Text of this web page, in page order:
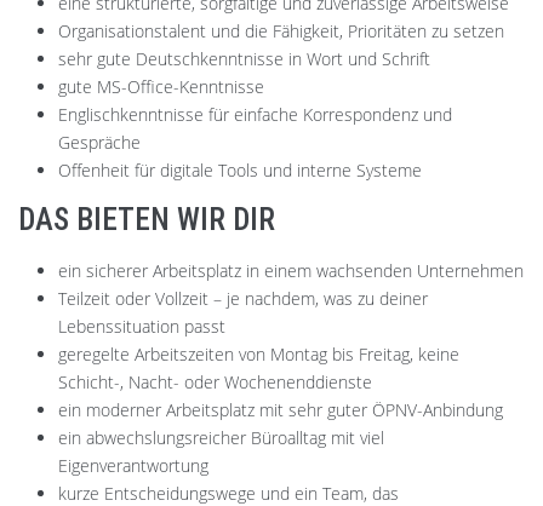
Organisationstalent und die Fähigkeit, Prioritäten zu setzen
sehr gute Deutschkenntnisse in Wort und Schrift
gute MS-Office-Kenntnisse
Englischkenntnisse für einfache Korrespondenz und
Gespräche
Offenheit für digitale Tools und interne Systeme
DAS BIETEN WIR DIR
ein sicherer Arbeitsplatz in einem wachsenden Unternehmen
Teilzeit oder Vollzeit – je nachdem, was zu deiner
Lebenssituation passt
geregelte Arbeitszeiten von Montag bis Freitag, keine
Schicht-, Nacht- oder Wochenenddienste
ein moderner Arbeitsplatz mit sehr guter ÖPNV-Anbindung
ein abwechslungsreicher Büroalltag mit viel
Eigenverantwortung
kurze Entscheidungswege und ein Team, das